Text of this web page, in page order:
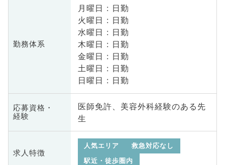
勤務体系
月曜日 : 日勤
火曜日 : 日勤
水曜日 : 日勤
木曜日 : 日勤
金曜日 : 日勤
土曜日 : 日勤
日曜日 : 日勤
応募資格・
経験
医師免許、美容外科経験のある先
生
求人特徴
人気エリア
救急対応なし
駅近・徒歩圏内